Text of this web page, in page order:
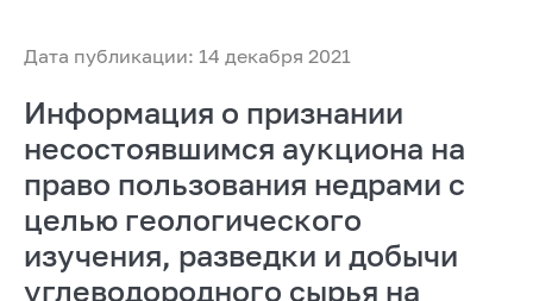
Дата публикации: 14 декабря 2021
Информация о признании
несостоявшимся аукциона на
право пользования недрами с
целью геологического
изучения, разведки и добычи
углеводородного сырья на